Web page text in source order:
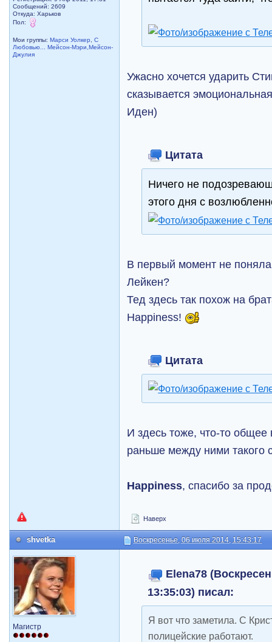
Сообщений: 2609
Откуда: Харьков
Пол:
Мои группы:Марси Уолкер ,С
Любовью... Мейсон-Мэри,Мейсон-
Джулия
Ужасно хочется ударить
сказывается
Иден)
Цитата
Ничего не
этого дня с
В первый момент не
Лейкен?
Тед здесь так похож на
Happiness!
Цитата
И здесь тоже, что-то общее
раньше между ними такого
Happiness, спасибо за
Наверх
shvetka Воскресенье, 06 июля 2014, 15:43:17
Магистр
Elena78
13:35:03) писал:
Я вот что заметила. С
полицейские работают.